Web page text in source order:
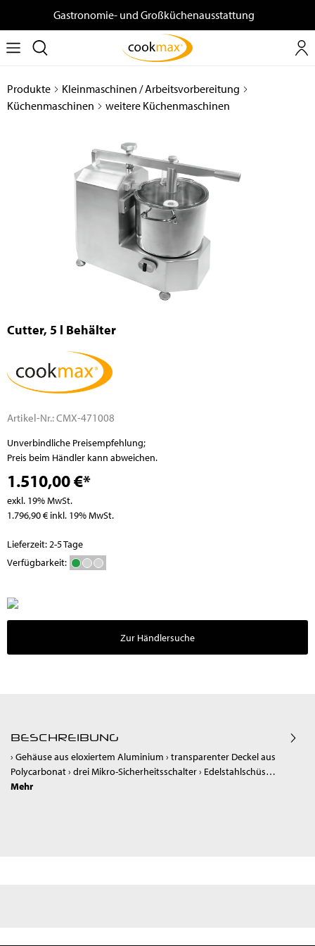
Gastronomie- und Großküchenausstattung
Produkte
Kleinmaschinen / Arbeitsvorbereitung
Küchenmaschinen
weitere Küchenmaschinen
Cutter, 5 l Behälter
Artikel-Nr.:CMX-471008
Unverbindliche Preisempfehlung;
Preis beim Händler kann abweichen.
1.510,00 €*
exkl. 19% MwSt.
1.796,90 € inkl. 19% MwSt.
Lieferzeit: 2-5 Tage
Verfügbarkeit:
Zur Händlersuche
BESCHREIBUNG
› Gehäuse aus eloxiertem Aluminium › transparenter Deckel aus
Polycarbonat › drei Mikro-Sicherheitsschalter › Edelstahlschüs…
Mehr